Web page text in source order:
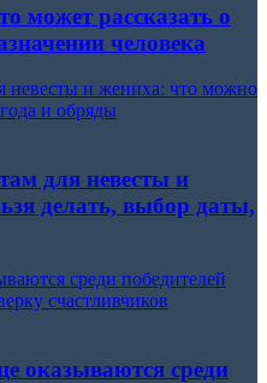
может рассказать о
человека
невесты и жениха: что можно
и обряды
для невесты и
делать, выбор даты,
среди победителей
счастливчиков
оказываются среди